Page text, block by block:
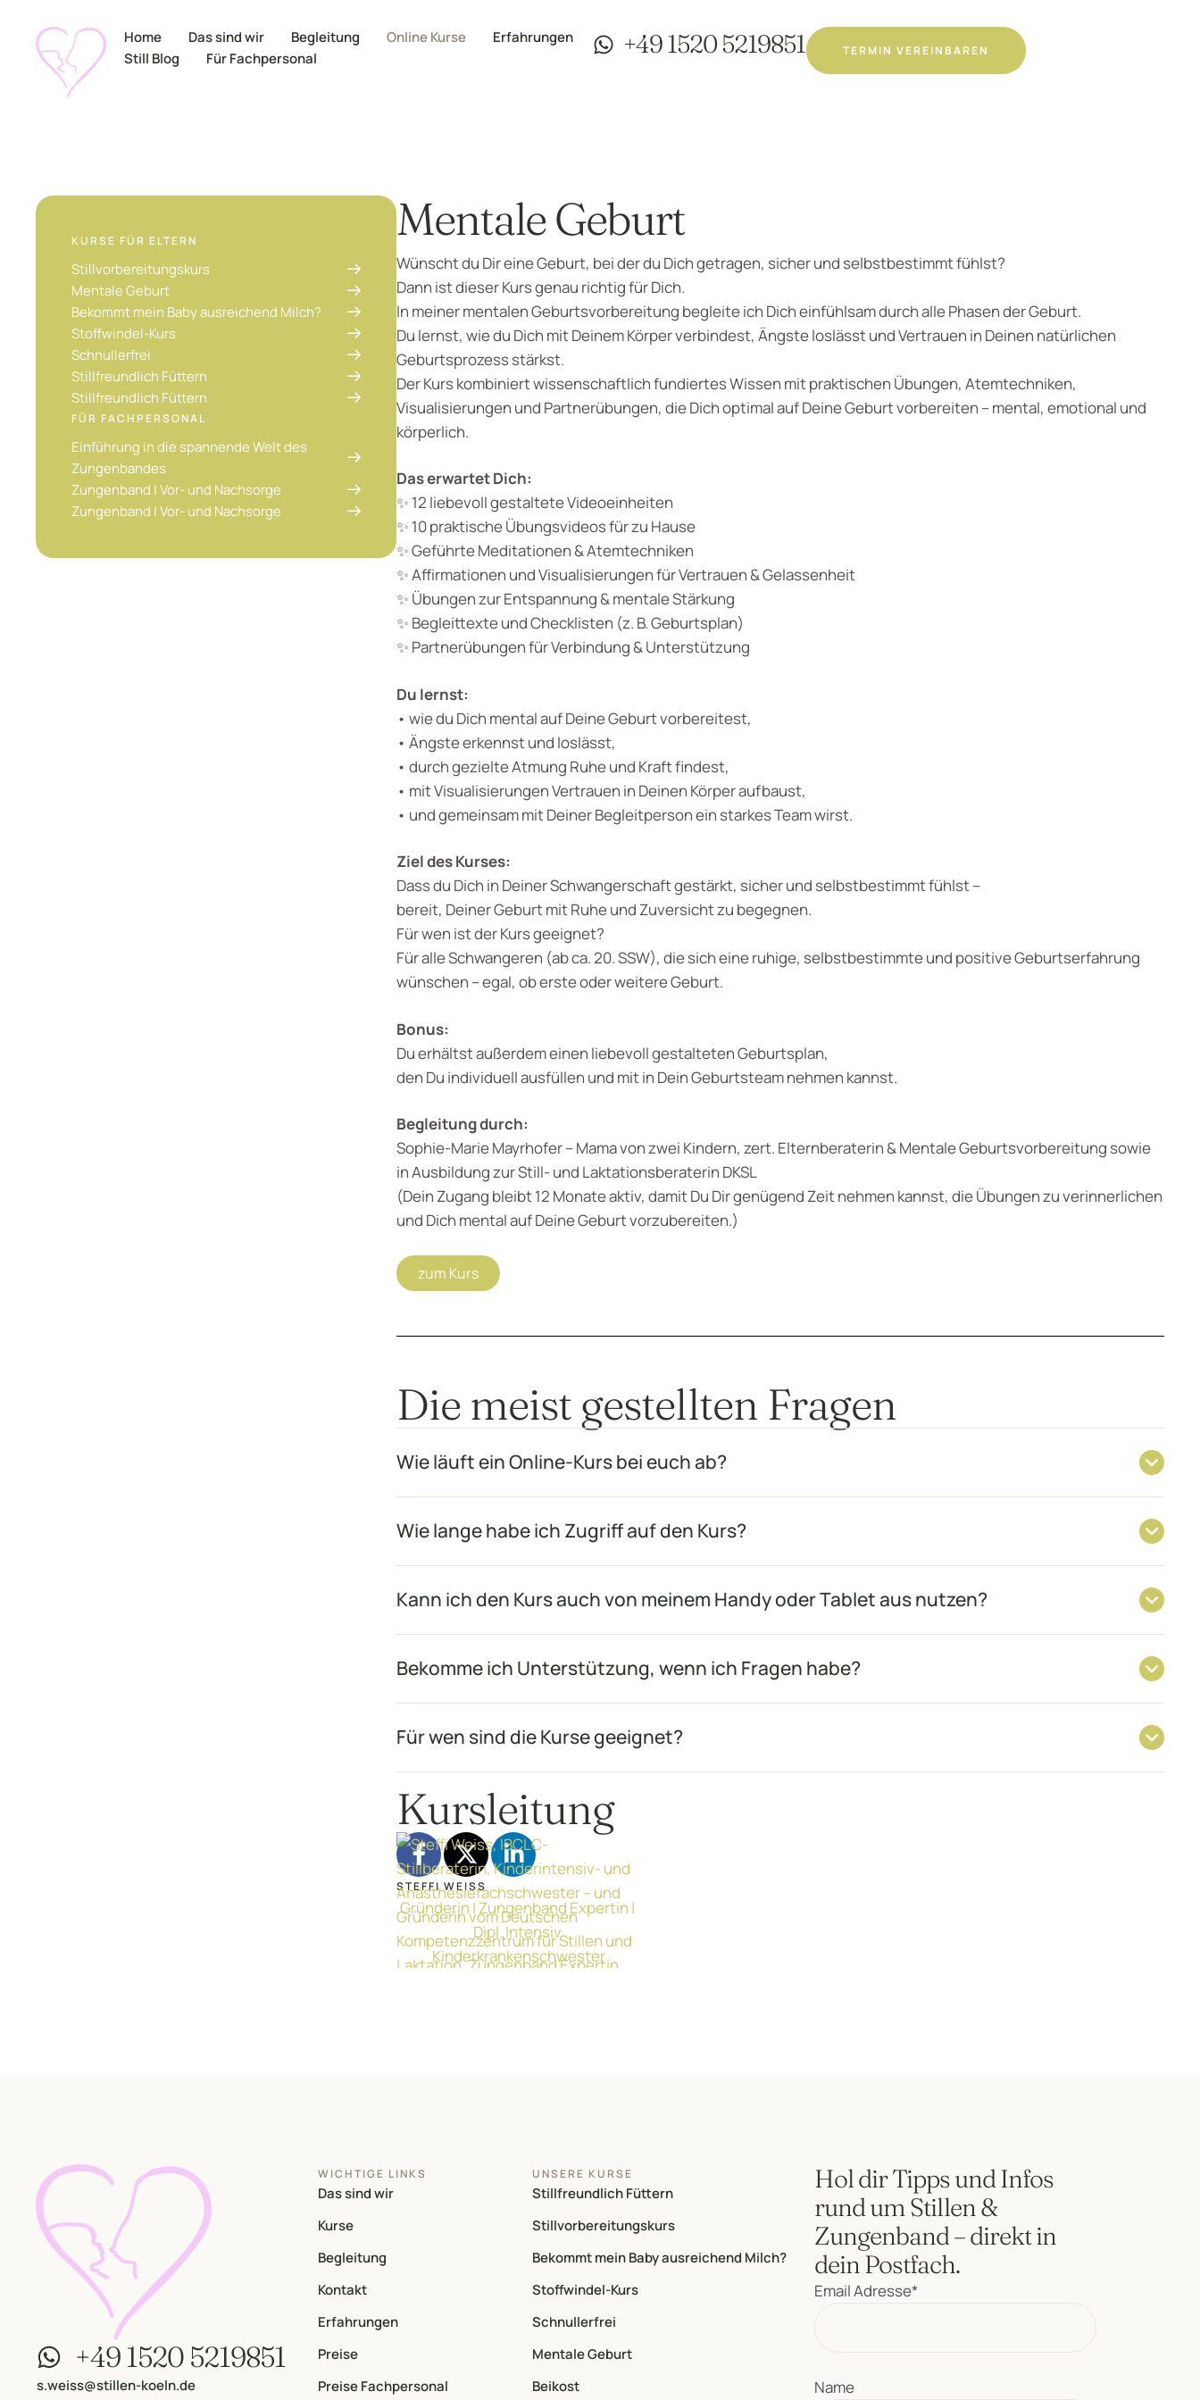
Home Das sind wir Begleitung Online Kurse
Erfahrungen
Still Blog
Für Fachpersonal +49 1520 5219851 TERMIN VEREINBAREN
KURSE FÜR ELTERN
Stillvorbereitungskurs
Mentale Geburt
Bekommt mein Baby ausreichend Milch?
Stoffwindel-Kurs
Schnullerfrei
Stillfreundlich Füttern
Stillfreundlich Füttern
FÜR FACHPERSONAL
Einführung in die spannende Welt des
Zungenbandes
Zungenband | Vor- und Nachsorge
Zungenband | Vor- und Nachsorge
Mentale Geburt
Wünscht du Dir eine Geburt, bei der du Dich getragen, sicher und selbstbestimmt fühlst?
Dann ist dieser Kurs genau richtig für Dich.
In meiner mentalen Geburtsvorbereitung begleite ich Dich einfühlsam durch alle Phasen der Geburt.
Du lernst, wie du Dich mit Deinem Körper verbindest, Ängste loslässt und Vertrauen in Deinen natürlichen
Geburtsprozess stärkst.
Der Kurs kombiniert wissenschaftlich fundiertes Wissen mit praktischen Übungen, Atemtechniken,
Visualisierungen und Partnerübungen, die Dich optimal auf Deine Geburt vorbereiten – mental, emotional und
körperlich.
Das erwartet Dich:
✨ 12 liebevoll gestaltete Videoeinheiten
✨ 10 praktische Übungsvideos für zu Hause
✨ Geführte Meditationen & Atemtechniken
✨ Affirmationen und Visualisierungen für Vertrauen & Gelassenheit
✨ Übungen zur Entspannung & mentale Stärkung
✨ Begleittexte und Checklisten (z. B. Geburtsplan)
✨ Partnerübungen für Verbindung & Unterstützung
Du lernst:
•⁠ ⁠wie du Dich mental auf Deine Geburt vorbereitest,
•⁠ ⁠Ängste erkennst und loslässt,
•⁠ ⁠durch gezielte Atmung Ruhe und Kraft findest,
•⁠ ⁠mit Visualisierungen Vertrauen in Deinen Körper aufbaust,
•⁠ ⁠und gemeinsam mit Deiner Begleitperson ein starkes Team wirst.
Ziel des Kurses:
Dass du Dich in Deiner Schwangerschaft gestärkt, sicher und selbstbestimmt fühlst –
bereit, Deiner Geburt mit Ruhe und Zuversicht zu begegnen.
Für wen ist der Kurs geeignet?
Für alle Schwangeren (ab ca. 20. SSW), die sich eine ruhige, selbstbestimmte und positive Geburtserfahrung
wünschen – egal, ob erste oder weitere Geburt.
Bonus:
Du erhältst außerdem einen liebevoll gestalteten Geburtsplan,
den Du individuell ausfüllen und mit in Dein Geburtsteam nehmen kannst.
Begleitung durch:
Sophie-Marie Mayrhofer – Mama von zwei Kindern, zert. Elternberaterin & Mentale Geburtsvorbereitung sowie
in Ausbildung zur Still- und Laktationsberaterin DKSL
(Dein Zugang bleibt 12 Monate aktiv, damit Du Dir genügend Zeit nehmen kannst, die Übungen zu verinnerlichen
und Dich mental auf Deine Geburt vorzubereiten.)
zum Kurs
Die meist gestellten Fragen
Wie läuft ein Online-Kurs bei euch ab?
Wie lange habe ich Zugriff auf den Kurs?
Kann ich den Kurs auch von meinem Handy oder Tablet aus nutzen?
Bekomme ich Unterstützung, wenn ich Fragen habe?
Für wen sind die Kurse geeignet?
Kursleitung
STEFFI WEISS
Gründerin | Zungenband Expertin |
Dipl. Intensiv
Kinderkrankenschwester
+49 1520 5219851
s.weiss@stillen-koeln.de
WICHTIGE LINKS
Das sind wir
Kurse
Begleitung
Kontakt
Erfahrungen
Preise
Preise Fachpersonal
UNSERE KURSE
Stillfreundlich Füttern
Stillvorbereitungskurs
Bekommt mein Baby ausreichend Milch?
Stoffwindel-Kurs
Schnullerfrei
Mentale Geburt
Beikost
Hol dir Tipps und Infos
rund um Stillen &
Zungenband – direkt in
dein Postfach.
Email Adresse*
Name